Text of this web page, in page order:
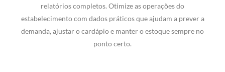
relatórios completos. Otimize as operações do
estabelecimento com dados práticos que ajudam a prever a
demanda, ajustar o cardápio e manter o estoque sempre no
ponto certo.